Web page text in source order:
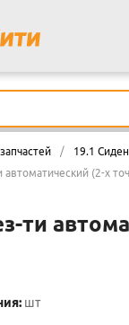
/
19.1
автоматический (2-х
ти
шт
И